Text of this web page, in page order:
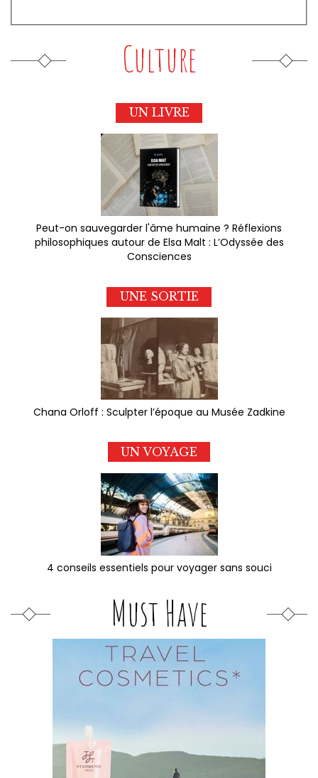
Culture
UN LIVRE
Peut-on sauvegarder l'âme humaine ? Réflexions
philosophiques autour de Elsa Malt : L’Odyssée des
Consciences
UNE SORTIE
Chana Orloff : Sculpter l’époque au Musée Zadkine
UN VOYAGE
4 conseils essentiels pour voyager sans souci
Must Have